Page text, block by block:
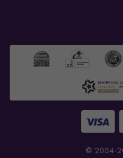
© 2004-